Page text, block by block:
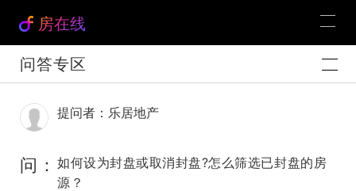
房在线
问答专区
提问者：乐居地产
问： 如何设为封盘或取消封盘?怎么筛选已封盘的房
源？